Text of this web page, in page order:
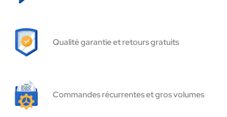
Qualité garantie et retours gratuits
Commandes récurrentes et gros volumes